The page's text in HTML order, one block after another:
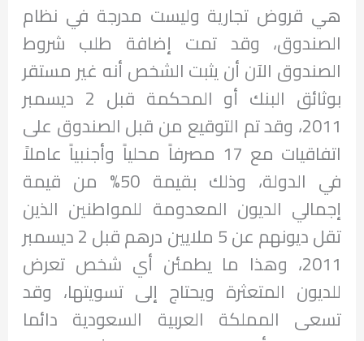
هي قروض تجارية وليست مدرجة في نظام
الصندوق، وقد تمت إضافة طلب شروط
الصندوق الآن أن يثبت الشخص أنه غير مستقر
بوثائق البنك أو المحكمة قبل 2 ديسمبر
2011، وقد تم التوقيع من قبل الصندوق على
اتفاقيات مع 17 مصرفاً محلياً وأجنبياً عاملاً
في الدولة، وذلك بقيمة 50% من قيمة
إجمالي الديون المعدومة للمواطنين الذين
تقل ديونهم عن 5 ملايين درهم قبل 2 ديسمبر
2011، وهذا ما يطمئن أي شخص تعرض
للديون المتعثرة ويحتاج إلى تسويتها، وقد
تسعى المملكة العربية السعودية دائما